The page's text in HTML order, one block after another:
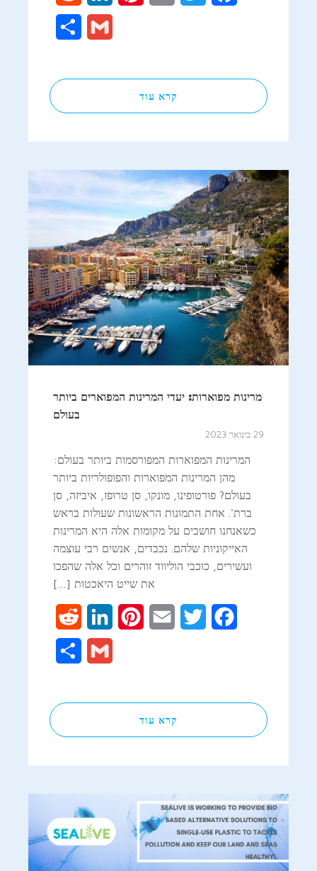
Gmail
קרא עוד
מרינות מפוארות: יעדי המרינות המפוארים ביותר
בעולם
29 בינואר 2023
המרינות המפוארות המפורסמות ביותר בעולם:
מהן המרינות המפוארות והפופולריות ביותר
בעולם? פורטופינו, מונקו, סן טרופז, איביזה, סן
ברת'. אחת התמונות הראשונות שעולות בראש
כשאנחנו חושבים על מקומות אלה היא המרינות
האייקוניות שלהם. נכבדים, אנשים רבי עוצמה
ועשירים, כוכבי הוליווד זוהרים וכל אלה שהפכו
את שייט היאכטות […]
Facebook
Twitter
Email
Pinterest
LinkedIn
Gmail
קרא עוד